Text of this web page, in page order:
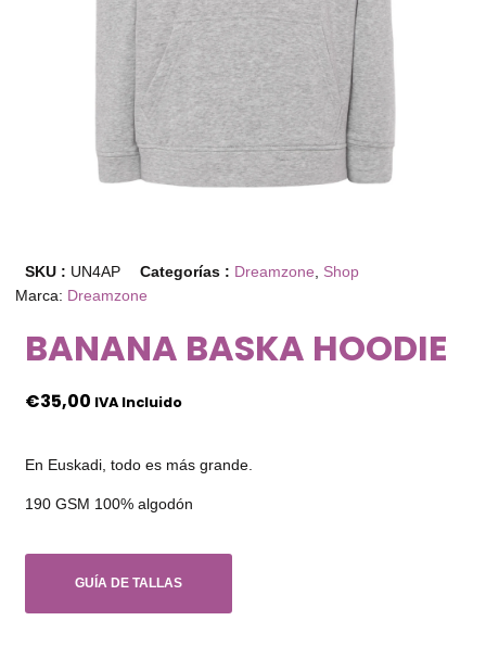
SKU : UN4AP Categorías : Dreamzone
Shop
Marca: Dreamzone
BANANA BASKA HOODIE
€35,00 IVA Incluido
En Euskadi, todo es más grande.
190 GSM 100% algodón
GUÍA DE TALLAS